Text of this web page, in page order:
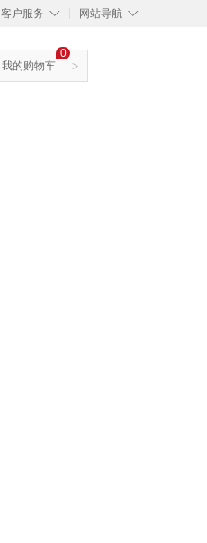
◇
客户服务 ◇
网站导航
>
0
我的购物车